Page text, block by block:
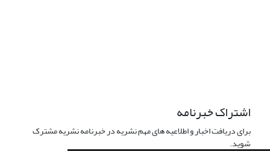
اشتراک خبرنامه
برای دریافت اخبار و اطلاعیه های مهم نشریه در خبرنامه نشریه مشترک
شوید.